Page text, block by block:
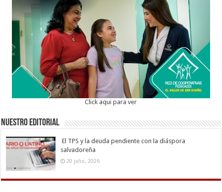
Click aqui para ver
Nuestro Editorial
El TPS y la deuda pendiente con la diáspora
salvadoreña
20 julio, 2026